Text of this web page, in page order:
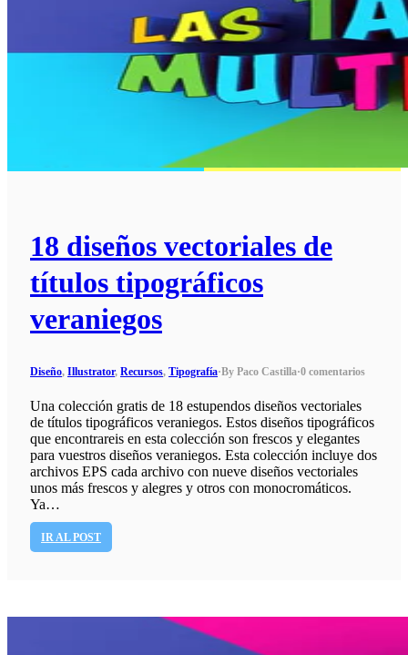
18 diseños vectoriales de
títulos tipográficos
veraniegos
Diseño, Illustrator, Recursos, Tipografía·By Paco Castilla·0 comentarios
Una colección gratis de 18 estupendos diseños vectoriales
de títulos tipográficos veraniegos. Estos diseños tipográficos
que encontrareis en esta colección son frescos y elegantes
para vuestros diseños veraniegos. Esta colección incluye dos
archivos EPS cada archivo con nueve diseños vectoriales
unos más frescos y alegres y otros con monocromáticos.
Ya…
IR AL POST